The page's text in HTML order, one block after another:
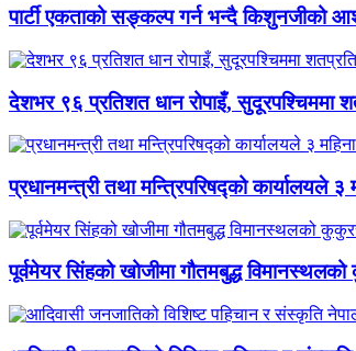
पार्टी एकताको सङ्कल्प गर्न भन्दै किशुनजीको
देशभर ९६ प्रतिशत धान रोपाइँ, सुदूरपश्चिममा
प्रधानमन्त्री तथा मन्त्रिपरिषद्को कार्यालयले
पूर्वमेयर सिंहको खोजीमा गौतमबुद्ध